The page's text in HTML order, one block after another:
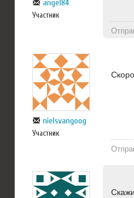
angel84
Участник
nielsvangoog
Участник